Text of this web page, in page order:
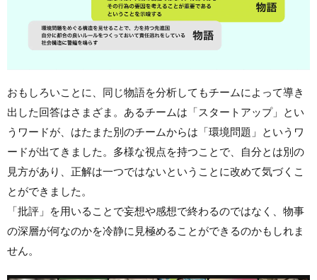
おもしろいことに、同じ物語を分析してもチームによって導き
出した回答はさまざま。あるチームは「スタートアップ」とい
うワードが、はたまた別のチームからは「環境問題」というワ
ードが出てきました。多様な視点を持つことで、自分とは別の
見方があり、正解は一つではないということに改めて気づくこ
とができました。
「批評」を用いることで妄想や感想で終わるのではなく、物事
の深層が何なのかを冷静に見極めることができるのかもしれま
せん。